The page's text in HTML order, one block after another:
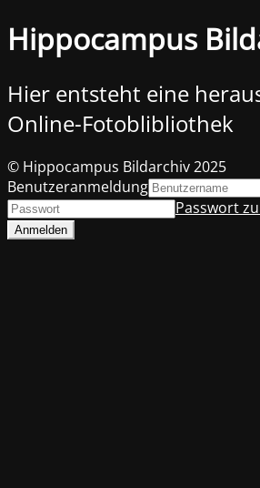
Hippocampus
Hier entsteht eine
Online-Fotoblibliothek
© Hippocampus Bildarchiv 2025
Benutzeranmeldung
Passwort